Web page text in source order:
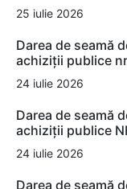
25 iulie 2026
Darea de seamă
achiziții publice
24 iulie 2026
Darea de seamă
achiziții publice
24 iulie 2026
Darea de seamă